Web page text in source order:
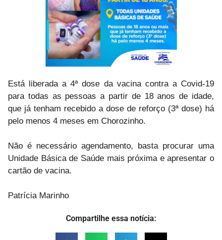
Está liberada a 4ª dose da vacina contra a Covid-19
para todas as pessoas a partir de 18 anos de idade,
que já tenham recebido a dose de reforço (3ª dose) há
pelo menos 4 meses em Chorozinho.
Não é necessário agendamento, basta procurar uma
Unidade Básica de Saúde mais próxima e apresentar o
cartão de vacina.
Patrícia Marinho
Compartilhe essa notícia: